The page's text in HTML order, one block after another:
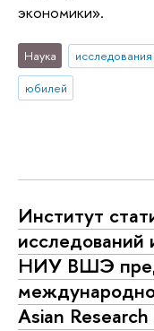
экономики».
Наука
юбилей
Институт
исследований
НИУ ВШЭ
Asian